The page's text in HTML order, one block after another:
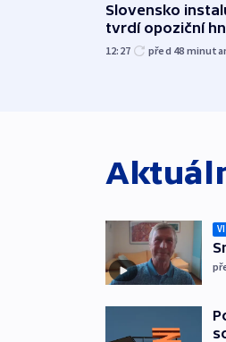
Slovensko
tvrdí opoziční
12:27 před 48